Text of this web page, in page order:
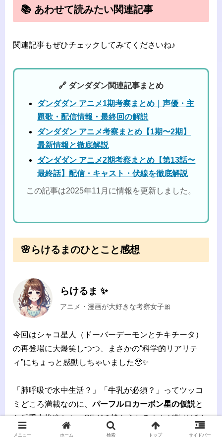
📚 あわせて読みたい関連記事
関連記事もぜひチェックしてみてくださいね♪
🔗 ダンダダン関連記事まとめ
ダンダダン アニメ1期考察まとめ｜声優・主
題歌・配信情報・最終回の解説
ダンダダン アニメ考察まとめ【1期〜2期】
最新情報と徹底解説
ダンダダン アニメ2期考察まとめ【第13話〜
最終話】配信・キャスト・伏線を徹底解説
この記事は2025年11月に情報を更新しました。
🌸らけるまのひとこと感想
らけるま ✨
アニメ・漫画が大好きな考察女子🎀
今回はシャコ星人（ドーバーデーモンとチキチータ）
の再登場に大爆笑しつつ、まさかの“科学的リアリテ
ィ”にちょっと感動しちゃいました🥹✨
「肺呼吸で水中生活？」「牛乳が必須？」ってツッコ
ミどころ満載なのに、パーフルロカーボン星の仮説と
か反重力推進とか、SFガチ勢もうなるネタが散りばめ
られててワクワク💫
メニュー ホーム 検索 トップ サイドバー